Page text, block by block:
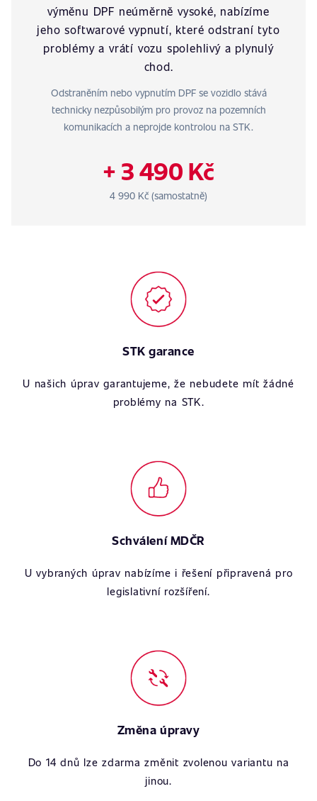
výměnu DPF neúměrně vysoké, nabízíme
jeho softwarové vypnutí, které odstraní tyto
problémy a vrátí vozu spolehlivý a plynulý
chod.
Odstraněním nebo vypnutím DPF se vozidlo stává
technicky nezpůsobilým pro provoz na pozemních
komunikacích a neprojde kontrolou na STK.
+ 3 490 Kč
4 990 Kč (samostatně)
STK garance
U našich úprav garantujeme, že nebudete mít žádné
problémy na STK.
Schválení MDČR
U vybraných úprav nabízíme i řešení připravená pro
legislativní rozšíření.
Změna úpravy
Do 14 dnů lze zdarma změnit zvolenou variantu na
jinou.